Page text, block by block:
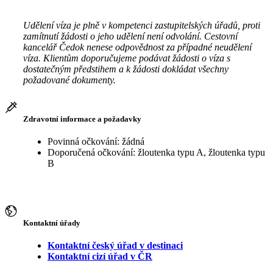
Udělení víza je plně v kompetenci zastupitelských úřadů, proti
zamítnutí žádosti o jeho udělení není odvolání. Cestovní
kancelář Čedok nenese odpovědnost za případné neudělení
víza. Klientům doporučujeme podávat žádosti o víza s
dostatečným předstihem a k žádosti dokládat všechny
požadované dokumenty.
Zdravotní informace a požadavky
Povinná očkování: žádná
Doporučená očkování: žloutenka typu A, žloutenka typu
B
Kontaktní úřady
Kontaktní český úřad v destinaci
Kontaktní cizí úřad v ČR